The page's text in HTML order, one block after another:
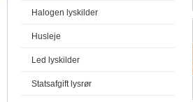
Halogen lyskilder
Husleje
Led lyskilder
Statsafgift lysrør